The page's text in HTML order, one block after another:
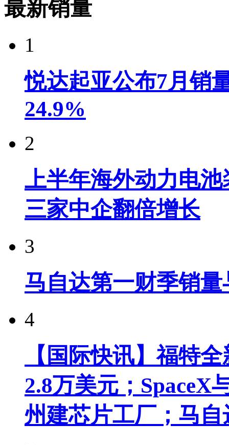
最新销量
1
悦达起亚公布7月销
24.9%
2
上半年海外动力电
三家中企翻倍增长
3
马自达第一财季销
4
【国际快讯】福特
2.8万美元；SpaceX
州建芯片工厂；马